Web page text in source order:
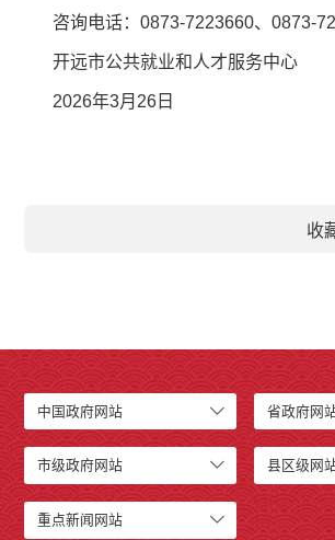
咨询电话：0873-7223660、0873-
开远市公共就业和人才服务中心
2026年3月26日
收
中国政府网站 省政府网
市级政府网站 县区级网
重点新闻网站